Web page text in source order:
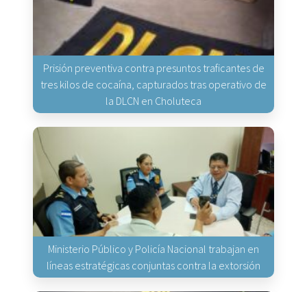
Prisión preventiva contra presuntos traficantes de
tres kilos de cocaína, capturados tras operativo de
la DLCN en Choluteca
Ministerio Público y Policía Nacional trabajan en
líneas estratégicas conjuntas contra la extorsión